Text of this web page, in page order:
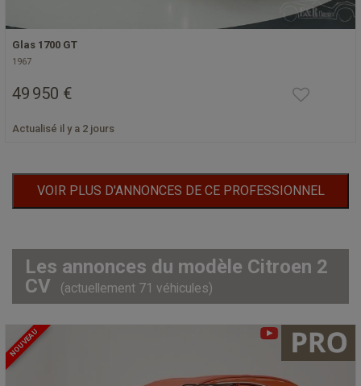
Glas 1700 GT
1967
49 950 €
Actualisé il y a 2 jours
VOIR PLUS D'ANNONCES DE CE PROFESSIONNEL
Les annonces du modèle Citroen 2
CV
(actuellement 71 véhicules)
NOUVEAU